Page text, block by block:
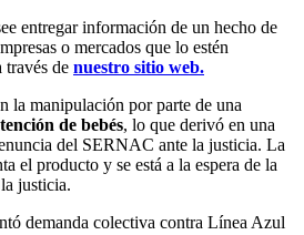
entregar información de un hecho de
o mercados que lo estén
través de nuestro sitio web.
la manipulación por parte de una
de bebés, lo que derivó en una
del SERNAC ante la justicia. La
el producto y se está a la espera de la
justicia.